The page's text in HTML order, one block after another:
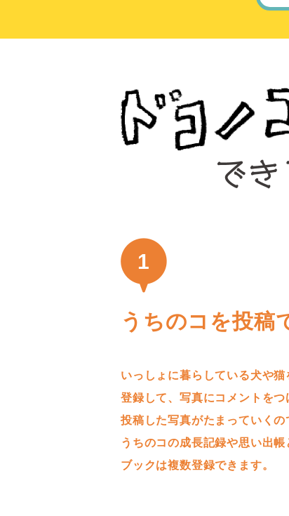
1
うちのコを投稿
いっしょに暮らしている犬や
登録して、写真にコメントをつ
投稿した写真がたまっていくの
うちのコの成長記録や思い出帳
ブックは複数登録できます。